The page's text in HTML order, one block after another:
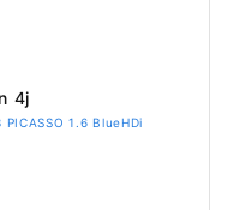
4j
1.6 BlueHDi